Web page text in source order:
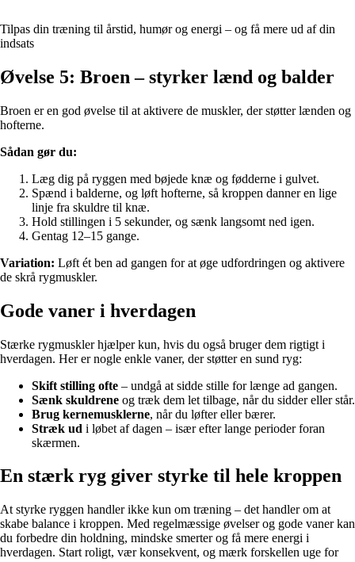
Tilpas din træning til årstid, humør og energi – og få mere ud af din
indsats
Øvelse 5: Broen – styrker lænd og balder
Broen er en god øvelse til at aktivere de muskler, der støtter lænden og
hofterne.
Sådan gør du:
Læg dig på ryggen med bøjede knæ og fødderne i gulvet.
Spænd i balderne, og løft hofterne, så kroppen danner en lige
linje fra skuldre til knæ.
Hold stillingen i 5 sekunder, og sænk langsomt ned igen.
Gentag 12–15 gange.
Variation: Løft ét ben ad gangen for at øge udfordringen og aktivere
de skrå rygmuskler.
Gode vaner i hverdagen
Stærke rygmuskler hjælper kun, hvis du også bruger dem rigtigt i
hverdagen. Her er nogle enkle vaner, der støtter en sund ryg:
Skift stilling ofte – undgå at sidde stille for længe ad gangen.
Sænk skuldrene og træk dem let tilbage, når du sidder eller står.
Brug kernemusklerne, når du løfter eller bærer.
Stræk ud i løbet af dagen – især efter lange perioder foran
skærmen.
En stærk ryg giver styrke til hele kroppen
At styrke ryggen handler ikke kun om træning – det handler om at
skabe balance i kroppen. Med regelmæssige øvelser og gode vaner kan
du forbedre din holdning, mindske smerter og få mere energi i
hverdagen. Start roligt, vær konsekvent, og mærk forskellen uge for